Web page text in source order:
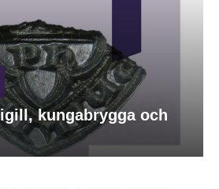
kungabrygga och